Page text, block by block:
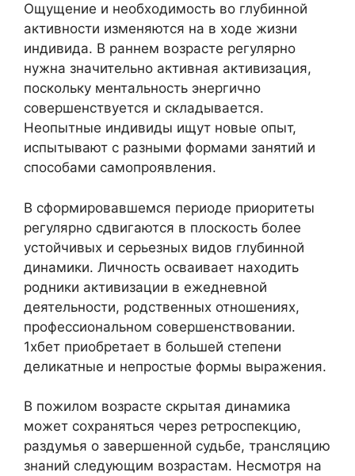
Ощущение и необходимость во глубинной
активности изменяются на в ходе жизни
индивида. В раннем возрасте регулярно
нужна значительно активная активизация,
поскольку ментальность энергично
совершенствуется и складывается.
Неопытные индивиды ищут новые опыт,
испытывают с разными формами занятий и
способами самопроявления.
В сформировавшемся периоде приоритеты
регулярно сдвигаются в плоскость более
устойчивых и серьезных видов глубинной
динамики. Личность осваивает находить
родники активизации в ежедневной
деятельности, родственных отношениях,
профессиональном совершенствовании.
1хбет приобретает в большей степени
деликатные и непростые формы выражения.
В пожилом возрасте скрытая динамика
может сохраняться через ретроспекцию,
раздумья о завершенной судьбе, трансляцию
знаний следующим возрастам. Несмотря на